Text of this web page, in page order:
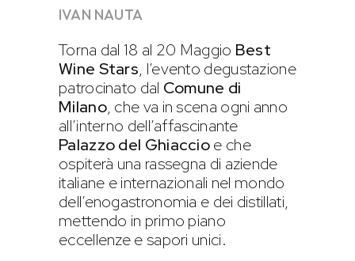
IVAN NAUTA
Torna dal 18 al 20 Maggio Best
Wine Stars, l’evento degustazione
patrocinato dal Comune di
Milano, che va in scena ogni anno
all’interno dell’affascinante
Palazzo del Ghiaccioe che
ospiterà una rassegna di aziende
italiane e internazionali nel mondo
dell’enogastronomia e dei distillati,
mettendo in primo piano
eccellenze e sapori unici.